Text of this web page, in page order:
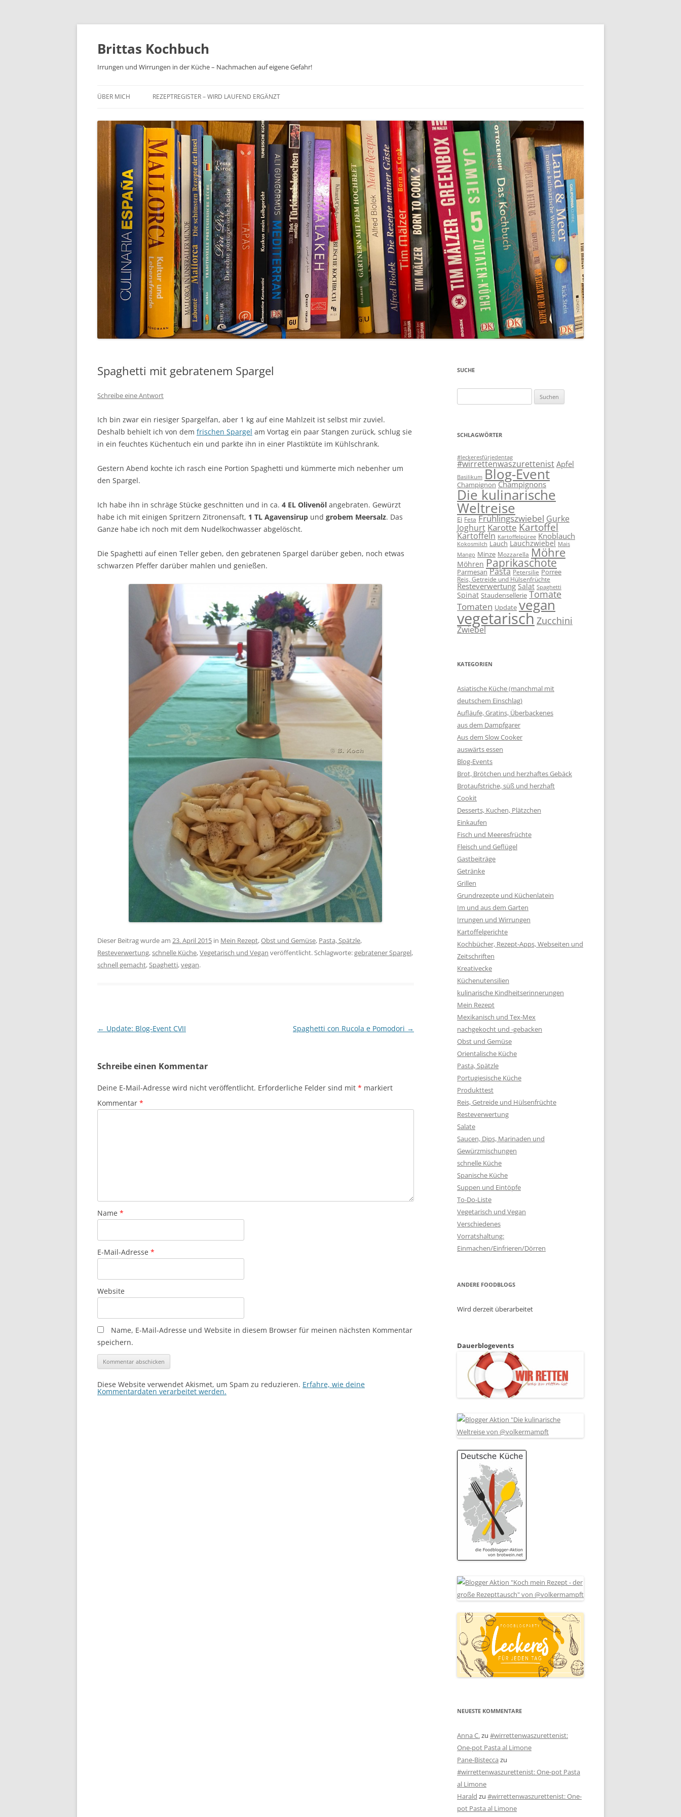
Brittas Kochbuch
Irrungen und Wirrungen in der Küche – Nachmachen auf eigene Gefahr!
ÜBER MICH REZEPTREGISTER – WIRD LAUFEND ERGÄNZT
Spaghetti mit gebratenem Spargel
Schreibe eine Antwort
Ich bin zwar ein riesiger Spargelfan, aber 1 kg auf eine Mahlzeit ist selbst mir zuviel.
Deshalb behielt ich von dem frischen Spargel am Vortag ein paar Stangen zurück, schlug sie
in ein feuchtes Küchentuch ein und parkte ihn in einer Plastiktüte im Kühlschrank.
Gestern Abend kochte ich rasch eine Portion Spaghetti und kümmerte mich nebenher um
den Spargel.
Ich habe ihn in schräge Stücke geschnitten und in ca. 4 EL Olivenöl angebraten. Gewürzt
habe ich mit einigen Spritzern Zitronensaft, 1 TL Agavensirup und grobem Meersalz. Das
Ganze habe ich noch mit dem Nudelkochwasser abgelöscht.
Die Spaghetti auf einen Teller geben, den gebratenen Spargel darüber geben, noch etwas
schwarzen Pfeffer darüber mahlen und genießen.
Dieser Beitrag wurde am 23. April 2015 in Mein Rezept,Obst und Gemüse, Pasta, Spätzle,
Resteverwertung,schnelle Küche,Vegetarisch und Vegan veröffentlicht. Schlagworte:gebratener Spargel,
schnell gemacht,Spaghetti,vegan.
Beitragsnavigation
← Update: Blog-Event CVII Spaghetti con Rucola e Pomodori →
Schreibe einen Kommentar
Deine E-Mail-Adresse wird nicht veröffentlicht. Erforderliche Felder sind mit * markiert
Kommentar *
Name *
E-Mail-Adresse *
Website
Name, E-Mail-Adresse und Website in diesem Browser für meinen nächsten Kommentar
speichern.
Diese Website verwendet Akismet, um Spam zu reduzieren. Erfahre, wie deine
Kommentardaten verarbeitet werden.
SUCHE
nach:
SCHLAGWÖRTER
#leckeresfürjedentag
#wirrettenwaszurettenist Apfel
Basilikum Blog-Event
Champignon Champignons
Die kulinarische
Weltreise
Ei Feta Frühlingszwiebel Gurke
Joghurt Karotte Kartoffel
Kartoffeln Kartoffelpüree Knoblauch
Kokosmilch Lauch Lauchzwiebel Mais
Mango Minze Mozzarella Möhre
Möhren Paprikaschote
Parmesan Pasta Petersilie Porree
Reis, Getreide und Hülsenfrüchte
Resteverwertung Salat Spaghetti
Spinat Staudensellerie Tomate
Tomaten Update vegan
vegetarischZucchini
Zwiebel
KATEGORIEN
Asiatische Küche (manchmal mit
deutschem Einschlag)
Aufläufe, Gratins, Überbackenes
aus dem Dampfgarer
Aus dem Slow Cooker
auswärts essen
Blog-Events
Brot, Brötchen und herzhaftes Gebäck
Brotaufstriche, süß und herzhaft
Cookit
Desserts, Kuchen, Plätzchen
Einkaufen
Fisch und Meeresfrüchte
Fleisch und Geflügel
Gastbeiträge
Getränke
Grillen
Grundrezepte und Küchenlatein
Im und aus dem Garten
Irrungen und Wirrungen
Kartoffelgerichte
Kochbücher, Rezept-Apps, Webseiten und
Zeitschriften
Kreativecke
Küchenutensilien
kulinarische Kindheitserinnerungen
Mein Rezept
Mexikanisch und Tex-Mex
nachgekocht und -gebacken
Obst und Gemüse
Orientalische Küche
Pasta, Spätzle
Portugiesische Küche
Produkttest
Reis, Getreide und Hülsenfrüchte
Resteverwertung
Salate
Saucen, Dips, Marinaden und
Gewürzmischungen
schnelle Küche
Spanische Küche
Suppen und Eintöpfe
To-Do-Liste
Vegetarisch und Vegan
Verschiedenes
Vorratshaltung:
Einmachen/Einfrieren/Dörren
ANDERE FOODBLOGS
Wird derzeit überarbeitet
Dauerblogevents
NEUESTE KOMMENTARE
Anna C.zu #wirrettenwaszurettenist:
One-pot Pasta al Limone
Pane-Bistecca zu
#wirrettenwaszurettenist: One-pot Pasta
al Limone
Harald zu #wirrettenwaszurettenist: One-
pot Pasta al Limone